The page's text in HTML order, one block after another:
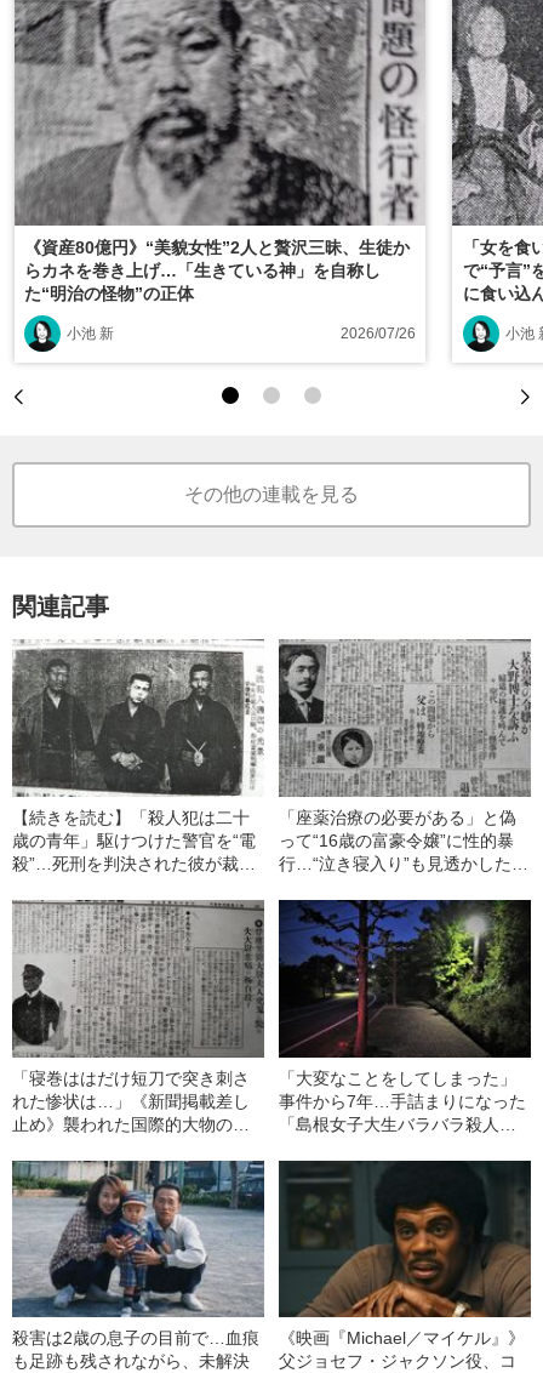
《資産80億円》“美貌女性”2人と贅沢三昧、生徒か
らカネを巻き上げ…「生きている神」を自称し
た“明治の怪物”の正体
小池 新 2026/07/26
「女を
で“予言”
に食い込
小池
その他の連載を見る
関連記事
【続きを読む】「殺人犯は二十
歳の青年」駆けつけた警官を“電
殺”…死刑を判決された彼が裁判
問」
「座薬治療の必要がある」と偽
って“16歳の富豪令嬢”に性的暴
行…“泣き寝入り”も見透かしたエ
作”――大正事件史
「寝巻ははだけ短刀で突き刺さ
れた惨状は…」《新聞掲載差し
止め》襲われた国際的大物の令
「大変なことをしてしまった」
事件から7年…手詰まりになった
「島根女子大生バラバラ殺人事
殺害は2歳の息子の目前で…血痕
も足跡も残されながら、未解決
《映画『Michael／マイケル』》
父ジョセフ・ジャクソン役、コ